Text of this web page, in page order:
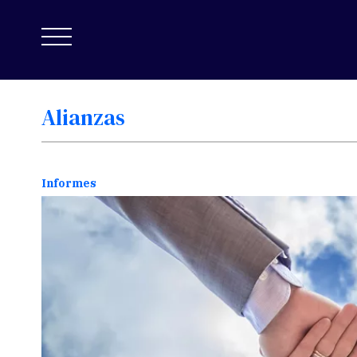
Alianzas
Informes